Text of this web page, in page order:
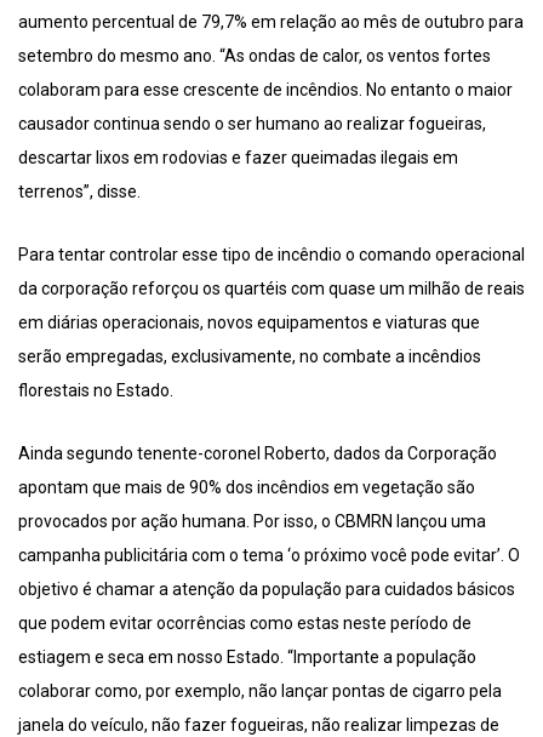
aumento percentual de 79,7% em relação ao mês de outubro para
setembro do mesmo ano. “As ondas de calor, os ventos fortes
colaboram para esse crescente de incêndios. No entanto o maior
causador continua sendo o ser humano ao realizar fogueiras,
descartar lixos em rodovias e fazer queimadas ilegais em
terrenos”, disse.
Para tentar controlar esse tipo de incêndio o comando operacional
da corporação reforçou os quartéis com quase um milhão de reais
em diárias operacionais, novos equipamentos e viaturas que
serão empregadas, exclusivamente, no combate a incêndios
florestais no Estado.
Ainda segundo tenente-coronel Roberto, dados da Corporação
apontam que mais de 90% dos incêndios em vegetação são
provocados por ação humana. Por isso, o CBMRN lançou uma
campanha publicitária com o tema ‘o próximo você pode evitar’. O
objetivo é chamar a atenção da população para cuidados básicos
que podem evitar ocorrências como estas neste período de
estiagem e seca em nosso Estado. “Importante a população
colaborar como, por exemplo, não lançar pontas de cigarro pela
janela do veículo, não fazer fogueiras, não realizar limpezas de